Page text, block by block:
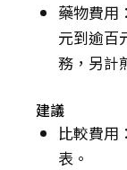
藥物費用
元到逾百
務，另計
建議
比較費用
表。